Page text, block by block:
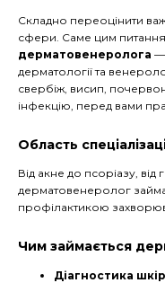
Складно переоцінити
сфери. Саме цим
дерматовенеролога —
дерматології та
свербіж, висип,
інфекцію, перед вами
Область
Від акне до псоріазу,
дерматовенеролог
профілактикою
Чим займається
Діагностика